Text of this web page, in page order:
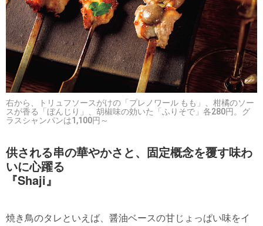
右から、トリュフソースがけの「プレノワール もも」、柑橘のソー
スが香る「ぼんじり」、胡椒味の効いた「ふりそで」各280円。グ
ラスシャンパンは1,100円～
供される串の華やかさと、固定概念を覆す味わ
いに心躍る
『Shaji』
焼き鳥のタレといえば、醤油ベースの甘じょっぱい味をイ